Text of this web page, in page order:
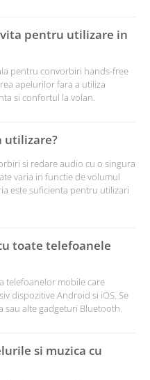
pentru utilizare in
pentru convorbiri hands-free
apelurilor fara a utiliza
si confortul la volan.
utilizare?
si redare audio cu o singura
varia in functie de volumul
este suficienta pentru utilizari
toate telefoanele
telefoanelor mobile care
dispozitive Android si iOS. Se
sau alte gadgeturi Bluetooth.
si muzica cu